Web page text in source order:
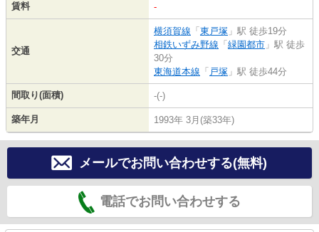
賃料 -
交通
横須賀線 「 東戸塚 」駅 徒歩19分
相鉄いずみ野線 「 緑園都市 」駅 徒歩
30分
東海道本線 「 戸塚 」駅 徒歩44分
間取り(面積) -(-)
築年月 1993年 3月(築33年)
メールでお問い合わせする(無料)
電話でお問い合わせする